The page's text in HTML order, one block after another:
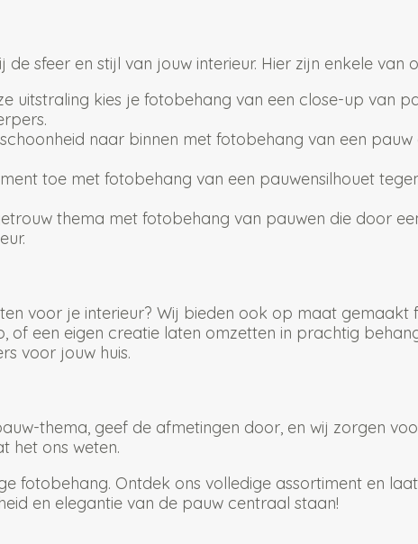
sfeer en stijl van jouw interieur. Hier zijn enkele van
uitstraling kies je fotobehang van een close-up van
naar binnen met fotobehang van een pauw
toe met fotobehang van een pauwensilhouet
thema met fotobehang van pauwen die door
voor je interieur? Wij bieden ook op maat gemaakt
een eigen creatie laten omzetten in prachtig
voor jouw huis.
thema, geef de afmetingen door, en wij zorgen
het ons weten.
fotobehang. Ontdek ons volledige assortiment en
en elegantie van de pauw centraal staan!